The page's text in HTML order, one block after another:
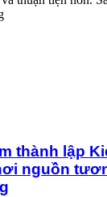
lập KidsOnline:
thành lập
nguồn